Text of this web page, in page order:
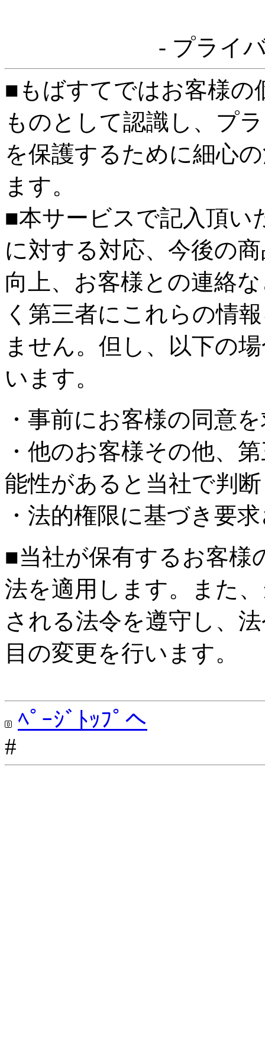
- プライ
■もばすてではお客様の
ものとして認識し、プ
を保護するために細心
ます。
■本サービスで記入頂い
に対する対応、今後の
向上、お客様との連絡
く第三者にこれらの情
ません。但し、以下の
います。
・事前にお客様の同意
・他のお客様その他、
能性があると当社で判
・法的権限に基づき要
■当社が保有するお客様
法を適用します。また
される法令を遵守し、
目の変更を行います。
ﾍﾟｰｼﾞﾄｯﾌﾟへ
#